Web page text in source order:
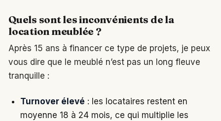
Quels sont les inconvénients de la
location meublée ?
Après 15 ans à financer ce type de projets, je peux
vous dire que le meublé n’est pas un long fleuve
tranquille :
Turnover élevé : les locataires restent en
moyenne 18 à 24 mois, ce qui multiplie les